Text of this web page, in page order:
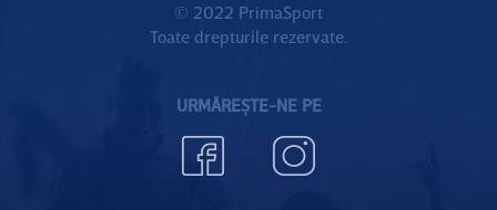
© 2022 PrimaSport
Toate drepturile rezervate.
URMĂREȘTE-NE PE